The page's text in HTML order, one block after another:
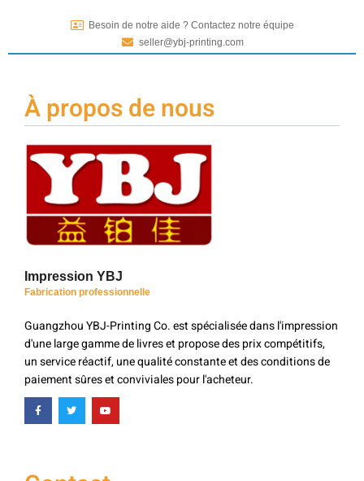
Besoin de notre aide ? Contactez notre équipe
seller@ybj-printing.com
À propos de nous
Impression YBJ
Fabrication professionnelle
Guangzhou YBJ-Printing Co. est spécialisée dans l'impression
d'une large gamme de livres et propose des prix compétitifs,
un service réactif, une qualité constante et des conditions de
paiement sûres et conviviales pour l'acheteur.